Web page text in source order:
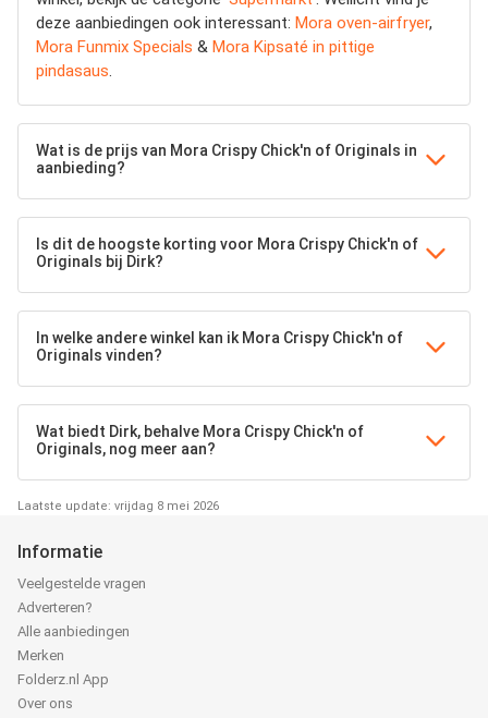
deze aanbiedingen ook interessant: Mora oven-airfryer,
Mora Funmix Specials & Mora Kipsaté in pittige
pindasaus.
Wat is de prijs van Mora Crispy Chick'n of Originals in
aanbieding?
Is dit de hoogste korting voor Mora Crispy Chick'n of
Originals bij Dirk?
In welke andere winkel kan ik Mora Crispy Chick'n of
Originals vinden?
Wat biedt Dirk, behalve Mora Crispy Chick'n of
Originals, nog meer aan?
Laatste update: vrijdag 8 mei 2026
Informatie
Veelgestelde vragen
Adverteren?
Alle aanbiedingen
Merken
Folderz.nl App
Over ons